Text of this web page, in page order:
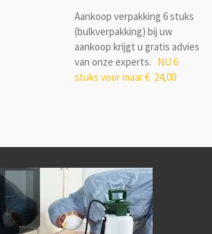
Aankoop verpakking 6 stuks
(bulkverpakking) bij uw
aankoop krijgt u gratis advies
van onze experts. NU 6
stuks voor maar € 24,00